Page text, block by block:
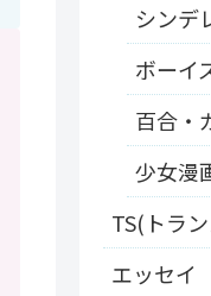
シンデ
ボーイ
百合・
少女漫
TS(トラ
エッセイ